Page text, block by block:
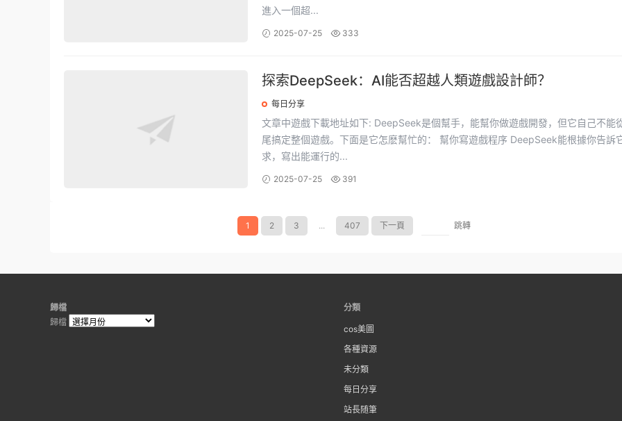
進入一個超...
2025-07-25 333
探索DeepSeek：AI能否超越人類遊戲設計師？
每日分享
文章中遊戲下載地址如下: DeepSeek是個幫手，能幫你做遊戲開發，但它自己不能從頭到
尾搞定整個遊戲。下面是它怎麽幫忙的： 幫你寫遊戲程序 DeepSeek能根據你告訴它的需
求，寫出能運行的...
2025-07-25 391
1 2 3 ... 407 下一頁 跳轉
歸檔
歸檔
分類
cos美圖
各種資源
未分類
每日分享
站長随筆